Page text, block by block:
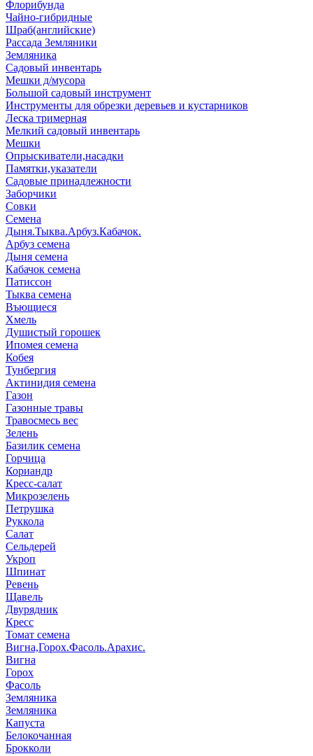
Флорибунда
Чайно-гибридные
Шраб(английские)
Рассада Земляники
Земляника
Садовый инвентарь
Мешки д/мусора
Большой садовый инструмент
Инструменты для обрезки деревьев и кустарников
Леска тримерная
Мелкий садовый инвентарь
Мешки
Опрыскиватели,насадки
Памятки,указатели
Садовые принадлежности
Заборчики
Совки
Семена
Дыня.Тыква.Арбуз.Кабачок.
Арбуз семена
Дыня семена
Кабачок семена
Патиссон
Тыква семена
Въющиеся
Хмель
Душистый горошек
Ипомея семена
Кобея
Тунбергия
Актинидия семена
Газон
Газонные травы
Травосмесь вес
Зелень
Базилик семена
Горчица
Кориандр
Кресс-салат
Микрозелень
Петрушка
Руккола
Салат
Сельдерей
Укроп
Шпинат
Ревень
Щавель
Двурядник
Кресс
Томат семена
Вигна,Горох.Фасоль.Арахис.
Вигна
Горох
Фасоль
Земляника
Земляника
Капуста
Белокочанная
Брокколи